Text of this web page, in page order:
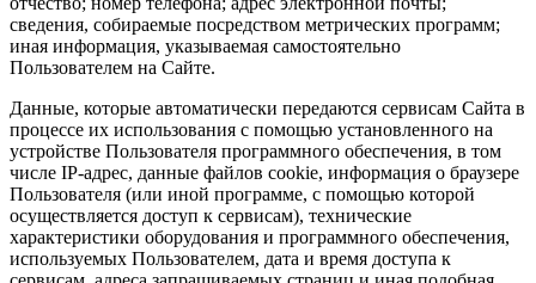
сведения, собираемые посредством метрических программ;
иная информация, указываемая самостоятельно
Пользователем на Сайте.
Данные, которые автоматически передаются сервисам Сайта в
процессе их использования с помощью установленного на
устройстве Пользователя программного обеспечения, в том
числе IP-адрес, данные файлов cookie, информация о браузере
Пользователя (или иной программе, с помощью которой
осуществляется доступ к сервисам), технические
характеристики оборудования и программного обеспечения,
используемых Пользователем, дата и время доступа к